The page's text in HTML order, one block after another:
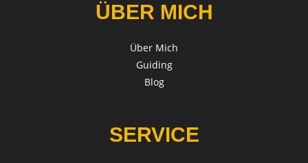
ÜBER MICH
Über Mich
Guiding
Blog
SERVICE